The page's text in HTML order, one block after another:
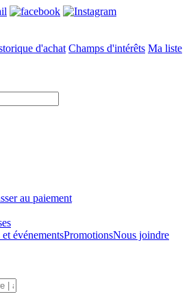
d'achat Champs d'intérêts Ma liste
au paiement
événementsPromotionsNous joindre